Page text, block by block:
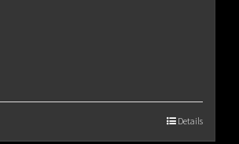
Details